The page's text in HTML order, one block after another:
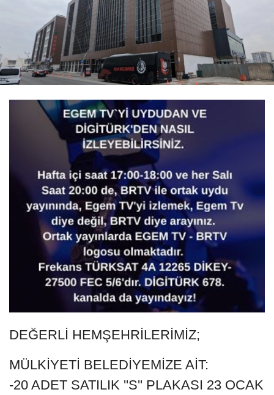
DEĞERLİ HEMŞEHRİLERİMİZ;
MÜLKİYETİ BELEDİYEMİZE AİT:
-20 ADET SATILIK ''S'' PLAKASI 23 OCAK